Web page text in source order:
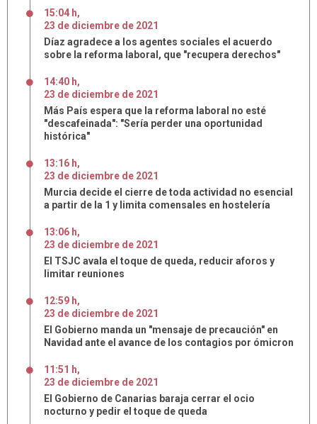
15:04 h,
23 de diciembre de 2021
Díaz agradece a los agentes sociales el acuerdo
sobre la reforma laboral, que "recupera derechos"
14:40 h,
23 de diciembre de 2021
Más País espera que la reforma laboral no esté
"descafeinada": "Sería perder una oportunidad
histórica"
13:16 h,
23 de diciembre de 2021
Murcia decide el cierre de toda actividad no esencial
a partir de la 1 y limita comensales en hostelería
13:06 h,
23 de diciembre de 2021
El TSJC avala el toque de queda, reducir aforos y
limitar reuniones
12:59 h,
23 de diciembre de 2021
El Gobierno manda un "mensaje de precaución" en
Navidad ante el avance de los contagios por ómicron
11:51 h,
23 de diciembre de 2021
El Gobierno de Canarias baraja cerrar el ocio
nocturno y pedir el toque de queda